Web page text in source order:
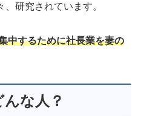
研究されています。
中するために社長業を妻の
な人？